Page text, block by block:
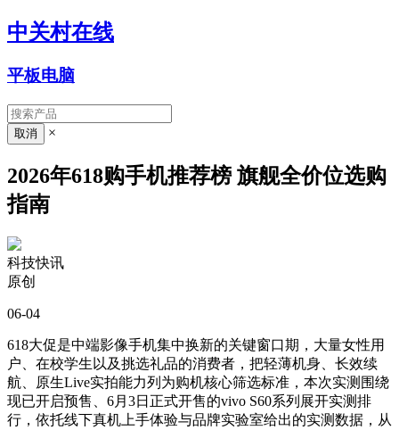
中关村在线
平板电脑
×
2026年618购手机推荐榜 旗舰全价位选购
指南
科技快讯
原创
06-04
618大促是中端影像手机集中换新的关键窗口期，大量女性用
户、在校学生以及挑选礼品的消费者，把轻薄机身、长效续
航、原生Live实拍能力列为购机核心筛选标准，本次实测围绕
现已开启预售、6月3日正式开售的vivo S60系列展开实测排
行，依托线下真机上手体验与品牌实验室给出的实测数据，从